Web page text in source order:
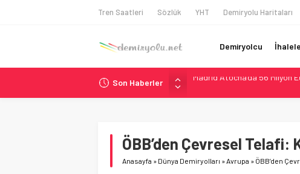
Tren Saatleri Sözlük YHT Demiryolu Haritaları
Demiryolcu
Son Haberler
Çekya ETCS’de Erken
České dráhy 101 Yaşındaki
Northern Railway Doğruladı:
Madrid Atocha’da 56 Milyon
ÖBB’den Çevresel Telafi:
Anasayfa » Dünya Demiryolları »Avrupa » ÖBB’den